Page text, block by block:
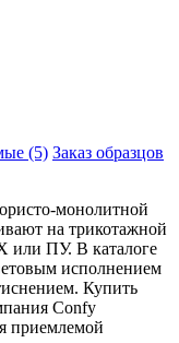
(5) Заказ образцов
монолитной
на трикотажной
или ПУ. В каталоге
исполнением
Купить
Confy
приемлемой